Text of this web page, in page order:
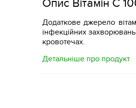
Опис Вітамін C
Додаткове джерело
інфекційних
кровотечах.
Детальніше про продукт